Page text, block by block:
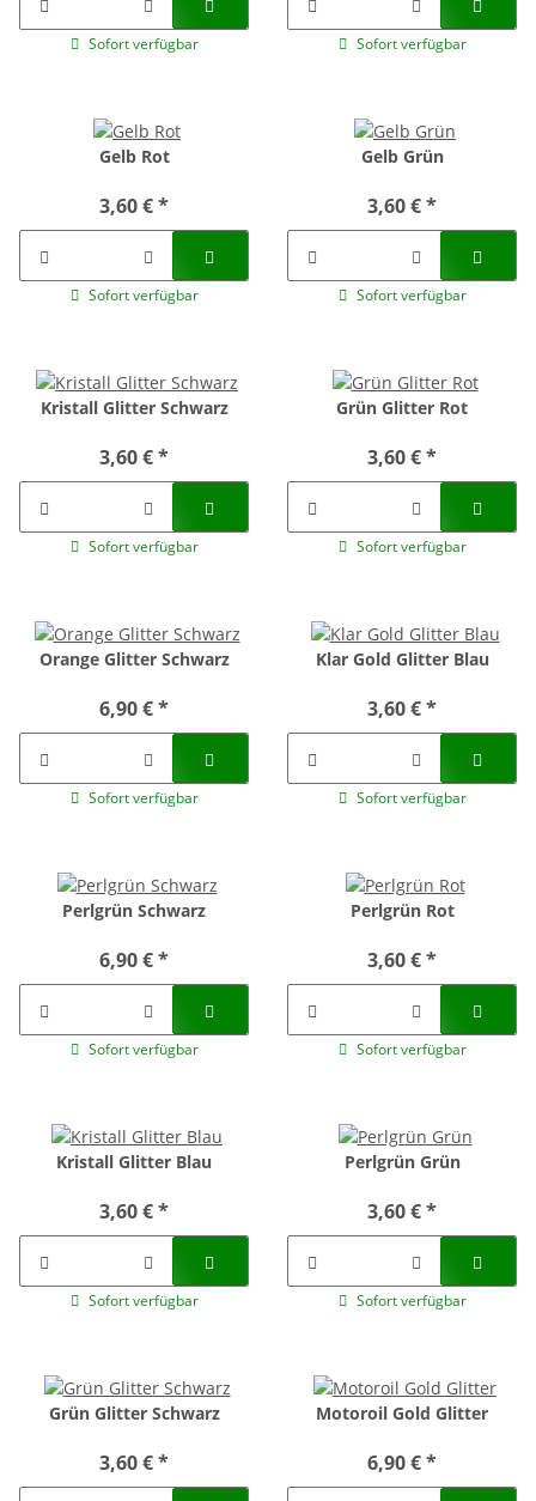
Sofort verfügbar Sofort verfügbar
Gelb Rot
3,60 €*
Sofort verfügbar
Gelb Grün
3,60 €*
Sofort verfügbar
Kristall Glitter Schwarz
3,60 €*
Sofort verfügbar
Grün Glitter Rot
3,60 €*
Sofort verfügbar
Orange Glitter Schwarz
6,90 €*
Sofort verfügbar
Klar Gold Glitter Blau
3,60 €*
Sofort verfügbar
Perlgrün Schwarz
6,90 €*
Sofort verfügbar
Perlgrün Rot
3,60 €*
Sofort verfügbar
Kristall Glitter Blau
3,60 €*
Sofort verfügbar
Perlgrün Grün
3,60 €*
Sofort verfügbar
Grün Glitter Schwarz
3,60 €*
Motoroil Gold Glitter
6,90 €*